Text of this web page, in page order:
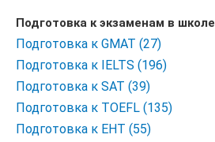
Подготовка к экзаменам в школе
Подготовка к GMAT (27)
Подготовка к IELTS (196)
Подготовка к SAT (39)
Подготовка к TOEFL (135)
Подготовка к ЕНТ (55)